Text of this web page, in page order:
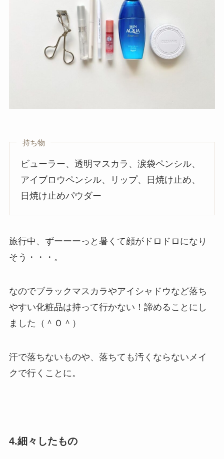
持ち物
ビューラー、透明マスカラ、涙袋ペンシル、
アイブロウペンシル、リップ、日焼け止め、
日焼け止めパウダー
旅行中、ずーーーっと暑くて顔がドロドロになり
そう・・・。
なのでブラックマスカラやアイシャドウなど落ち
やすい化粧品は持って行かない！諦めることにし
ました（＾Ｏ＾）
汗で落ちないものや、落ちても汚くならないメイ
クで行くことに。
4.細々したもの